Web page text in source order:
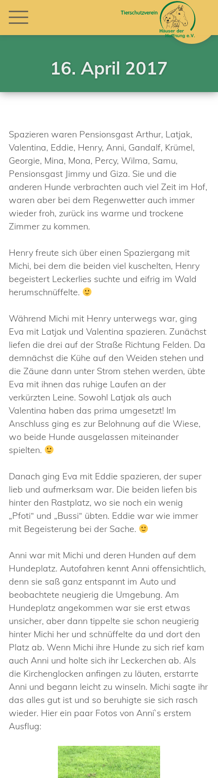
16. April 2017
Spazieren waren Pensionsgast Arthur, Latjak,
Valentina, Eddie, Henry, Anni, Gandalf, Krümel,
Georgie, Mina, Mona, Percy, Wilma, Samu,
Pensionsgast Jimmy und Giza. Sie und die
anderen Hunde verbrachten auch viel Zeit im Hof,
waren aber bei dem Regenwetter auch immer
wieder froh, zurück ins warme und trockene
Zimmer zu kommen.
Henry freute sich über einen Spaziergang mit
Michi, bei dem die beiden viel kuschelten, Henry
begeistert Leckerlies suchte und eifrig im Wald
herumschnüffelte.
Während Michi mit Henry unterwegs war, ging
Eva mit Latjak und Valentina spazieren. Zunächst
liefen die drei auf der Straße Richtung Felden. Da
demnächst die Kühe auf den Weiden stehen und
die Zäune dann unter Strom stehen werden, übte
Eva mit ihnen das ruhige Laufen an der
verkürzten Leine. Sowohl Latjak als auch
Valentina haben das prima umgesetzt! Im
Anschluss ging es zur Belohnung auf die Wiese,
wo beide Hunde ausgelassen miteinander
spielten.
Danach ging Eva mit Eddie spazieren, der super
lieb und aufmerksam war. Die beiden liefen bis
hinter den Rastplatz, wo sie noch ein wenig
„Pfoti“ und „Bussi“ übten. Eddie war wie immer
mit Begeisterung bei der Sache.
Anni war mit Michi und deren Hunden auf dem
Hundeplatz. Autofahren kennt Anni offensichtlich,
denn sie saß ganz entspannt im Auto und
beobachtete neugierig die Umgebung. Am
Hundeplatz angekommen war sie erst etwas
unsicher, aber dann tippelte sie schon neugierig
hinter Michi her und schnüffelte da und dort den
Platz ab. Wenn Michi ihre Hunde zu sich rief kam
auch Anni und holte sich ihr Leckerchen ab. Als
die Kirchenglocken anfingen zu läuten, erstarrte
Anni und begann leicht zu winseln. Michi sagte ihr
das alles gut ist und so beruhigte sie sich rasch
wieder. Hier ein paar Fotos von Anni`s erstem
Ausflug: